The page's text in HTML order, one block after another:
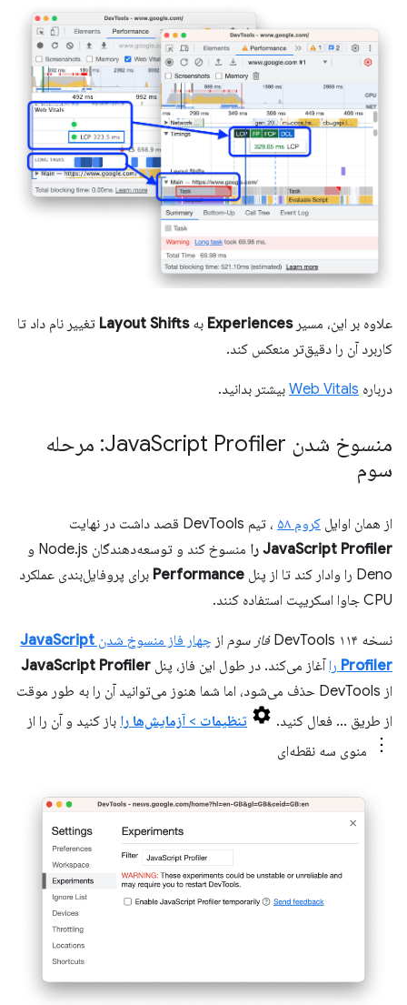
علاوه بر این، مسیرExperiences بهLayout Shifts تغییر نام داد تا
کاربرد آن را دقیق‌تر منعکس کند.
درباره Web Vitals بیشتر بدانید.
منسوخ شدن Java
Script Profiler: مرحله
سوم
از همان اوایل کروم ۵۸
، تیم DevTools قصد داشت در نهایت
JavaScript Profiler را
منسوخ کند و توسعه‌دهندگان Node.js و
Deno را وادار کند تا از پنل
Performance برای پروفایل‌بندی عملکرد
CPU جاوا اسکریپت استفاده کنند.
نسخه ۱۱۴ DevTools فاز سوم از چهار فاز منسوخ شدن JavaScript
Profiler را آغاز می‌کند. در طول این فاز، پنل JavaScript Profiler
از DevTools حذف می‌شود، اما شما هنوز می‌توانید آن را به طور موقت
از طریق ... فعال کنید.
تنظیمات > آزمایش‌ها را باز کنید و آن را از
منوی سه نقطه‌ای